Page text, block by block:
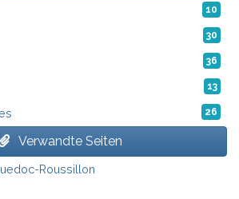
10
30
36
13
26
Verwandte Seiten
Roussillon